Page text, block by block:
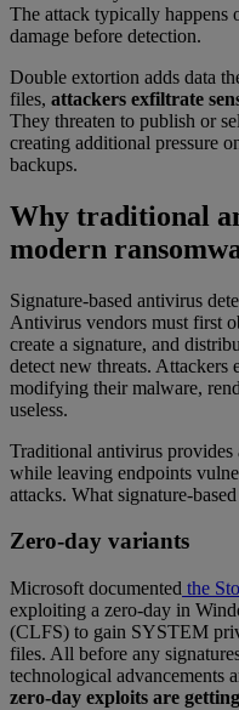
The attack typically happens
damage before detection.
Double extortion adds data
files, attackers exfiltrate
They threaten to publish or
creating additional pressure
backups.
Why traditional
modern
Signature-based antivirus
Antivirus vendors must first
create a signature, and
detect new threats.
modifying their malware,
useless.
Traditional antivirus provides
while leaving endpoints
attacks. What signature-
Zero-day variants
Microsoft documented the
exploiting a zero-day in
(CLFS) to gain SYSTEM
files. All before any
technological advancements
zero-day exploits are